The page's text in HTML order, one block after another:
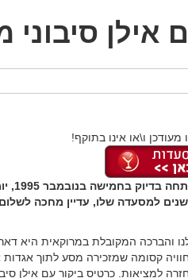
סיבוני
מעודכן ו\או אינו בתוקף!
מסעדת
השף והבעלים שחוגג בקרוב 10 שנים למסעדה שלו,
והברכה המקובלת במרוקאית היא
חוויה קסומה שמזכירה מסע לתוך
למציאות. כרטיס ביקור עם אילן